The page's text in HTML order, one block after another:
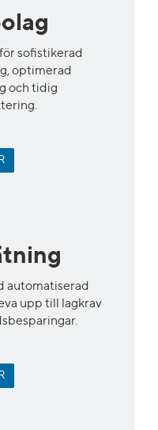
sofistikerad
optimerad
och tidig
.
automatiserad
upp till lagkrav